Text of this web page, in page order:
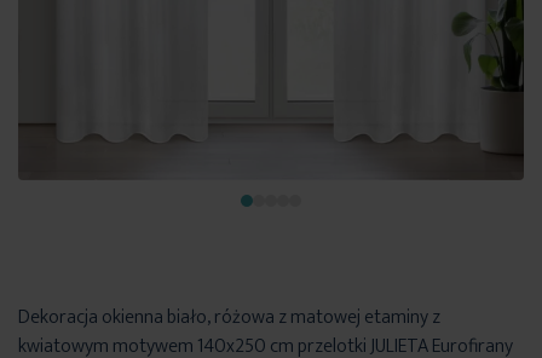
Dekoracja okienna biało, różowa z matowej etaminy z
kwiatowym motywem 140x250 cm przelotki JULIETA Eurofirany